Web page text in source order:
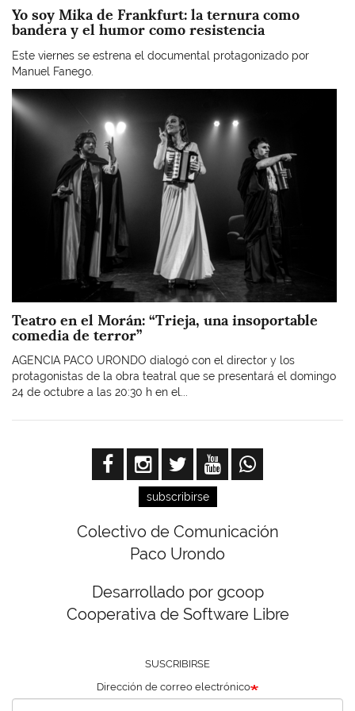
Yo soy Mika de Frankfurt: la ternura como
bandera y el humor como resistencia
Este viernes se estrena el documental protagonizado por
Manuel Fanego.
Imagen
Teatro en el Morán: “Trieja, una insoportable
comedia de terror”
AGENCIA PACO URONDO dialogó con el director y los
protagonistas de la obra teatral que se presentará el domingo
24 de octubre a las 20:30 h en el...
subscribirse
Colectivo de Comunicación
Paco Urondo
Desarrollado por gcoop
Cooperativa de Software Libre
SUSCRIBIRSE
Dirección de correo electrónico